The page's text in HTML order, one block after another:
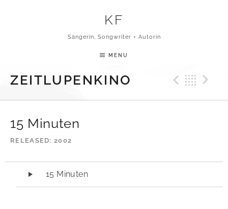
KF
Sängerin, Songwriter + Autorin
MENU
ZEITLUPENKINO
15 Minuten
RELEASED 2002
Audio-Player15 Minuten